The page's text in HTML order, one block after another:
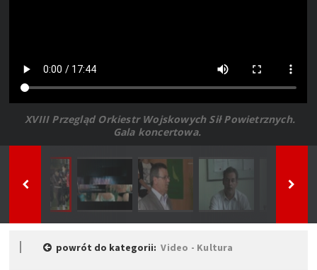
XVIII Przegląd Orkiestr Wojskowych Sił Powietrznych.
Gala koncertowa.
powrót do kategorii:Video - Kultura